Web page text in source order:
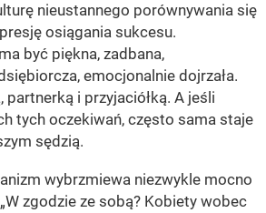
nieustannego porównywania się
osiągania sukcesu.
być piękna, zadbana,
emocjonalnie dojrzała.
i przyjaciółką. A jeśli
tych oczekiwań, często sama staje
sędzią.
wybrzmiewa niezwykle mocno
zgodzie ze sobą? Kobiety wobec